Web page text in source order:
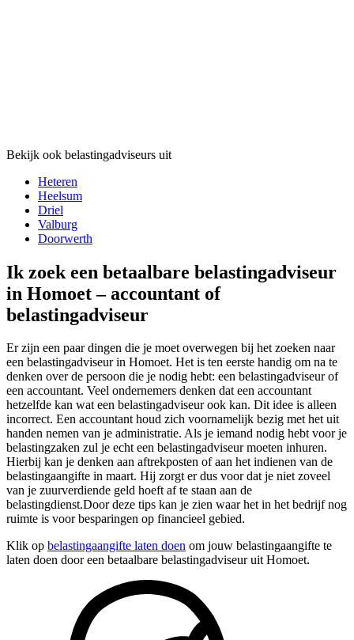
Bekijk ook belastingadviseurs uit
Heteren
Heelsum
Driel
Valburg
Doorwerth
Ik zoek een betaalbare belastingadviseur
in Homoet – accountant of
belastingadviseur
Er zijn een paar dingen die je moet overwegen bij het zoeken naar
een belastingadviseur in Homoet. Het is ten eerste handig om na te
denken over de persoon die je nodig hebt: een belastingadviseur of
een accountant. Veel ondernemers denken dat een accountant
hetzelfde kan wat een belastingadviseur ook kan. Dit idee is alleen
incorrect. Een accountant houd zich voornamelijk bezig met het uit
handen nemen van je administratie. Als je iemand nodig hebt voor je
belastingzaken zul je echt een belastingadviseur moeten inhuren.
Hierbij kan je denken aan aftrekposten of aan het indienen van de
belastingaangifte in maart. Hij zorgt er dus voor dat je niet zoveel
van je zuurverdiende geld hoeft af te staan aan de
belastingdienst.Door deze tips kan je zien waar het in het bedrijf nog
ruimte is voor besparingen op financieel gebied.
Klik op belastingaangifte laten doen om jouw belastingaangifte te
laten doen door een betaalbare belastingadviseur uit Homoet.